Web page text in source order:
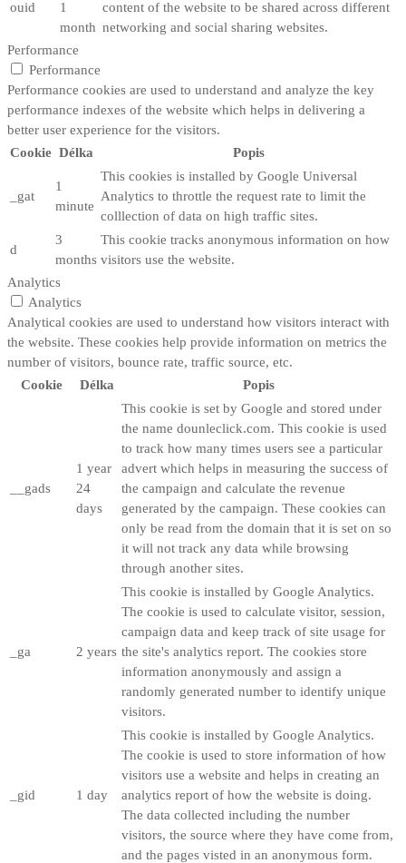
ouid
1
month
content of the website to be shared across different
networking and social sharing websites.
Performance
Performance
Performance cookies are used to understand and analyze the key
performance indexes of the website which helps in delivering a
better user experience for the visitors.
Cookie Délka Popis
_gat
1
minute
This cookies is installed by Google Universal
Analytics to throttle the request rate to limit the
colllection of data on high traffic sites.
d
3
months
This cookie tracks anonymous information on how
visitors use the website.
Analytics
Analytics
Analytical cookies are used to understand how visitors interact with
the website. These cookies help provide information on metrics the
number of visitors, bounce rate, traffic source, etc.
Cookie
Délka Popis
__gads
1 year
24
days
This cookie is set by Google and stored under
the name dounleclick.com. This cookie is used
to track how many times users see a particular
advert which helps in measuring the success of
the campaign and calculate the revenue
generated by the campaign. These cookies can
only be read from the domain that it is set on so
it will not track any data while browsing
through another sites.
_ga 2 years
This cookie is installed by Google Analytics.
The cookie is used to calculate visitor, session,
campaign data and keep track of site usage for
the site's analytics report. The cookies store
information anonymously and assign a
randomly generated number to identify unique
visitors.
_gid 1 day
This cookie is installed by Google Analytics.
The cookie is used to store information of how
visitors use a website and helps in creating an
analytics report of how the website is doing.
The data collected including the number
visitors, the source where they have come from,
and the pages visted in an anonymous form.